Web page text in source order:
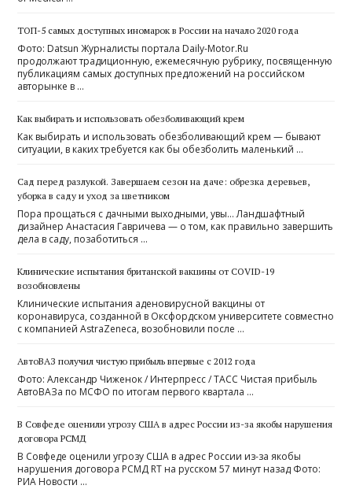
ТОП-5 самых доступных иномарок в России на начало 2020 года
Фото: Datsun Журналисты портала Daily-Motor.Ru
продолжают традиционную, ежемесячную рубрику, посвященную
публикациям самых доступных предложений на российском
авторынке в …
Как выбирать и использовать обезболивающий крем
Как выбирать и использовать обезболивающий крем — бывают
ситуации, в каких требуется как бы обезболить маленький …
Cад перед разлукой. Завершаем сезон на даче: обрезка деревьев,
уборка в саду и уход за цветником
Пора прощаться с дачными выходными, увы… Ландшафтный
дизайнер Анастасия Гавричева — о том, как правильно завершить
дела в саду, позаботиться …
Клинические испытания британской вакцины от COVID-19
возобновлены
Клинические испытания аденовирусной вакцины от
коронавируса, созданной в Оксфордском университете совместно
с компанией AstraZeneca, возобновили после …
АвтоВАЗ получил чистую прибыль впервые с 2012 года
Фото: Александр Чиженок / Интерпресс / ТАСС Чистая прибыль
АвтоВАЗа по МСФО по итогам первого квартала …
В Совфеде оценили угрозу США в адрес России из-за якобы нарушения
договора РСМД
В Совфеде оценили угрозу США в адрес России из-за якобы
нарушения договора РСМД RT на русском 57 минут назад Фото:
РИА Новости …